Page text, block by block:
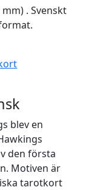
. Svenskt
blev en
den första
Motiven är
tarotkort